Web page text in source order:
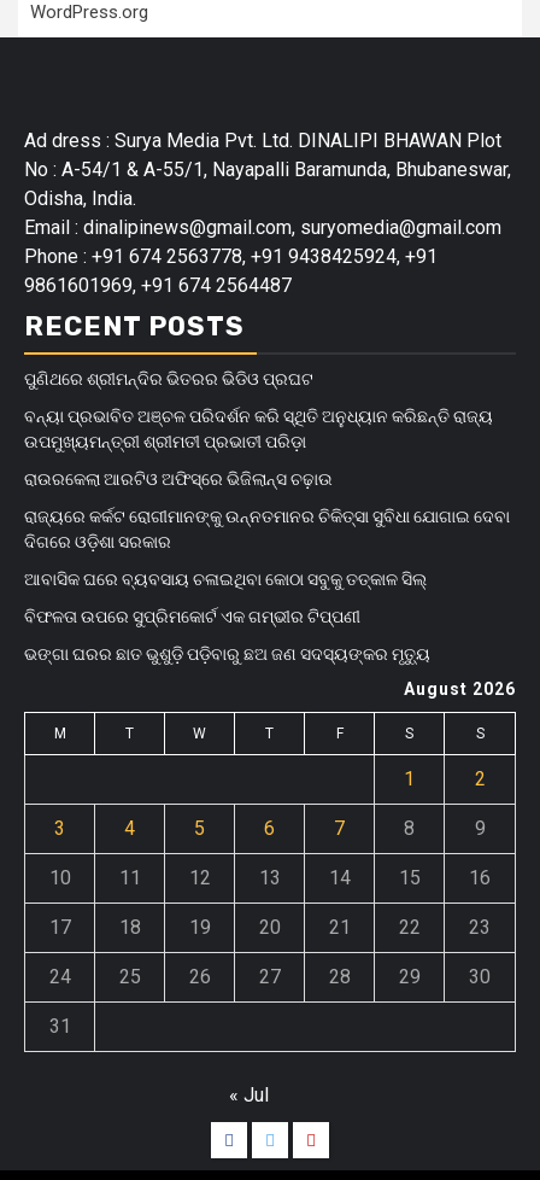
WordPress.org
Ad dress : Surya Media Pvt. Ltd. DINALIPI BHAWAN Plot
No : A-54/1 & A-55/1, Nayapalli Baramunda, Bhubaneswar,
Odisha, India.
Email : dinalipinews@gmail.com, suryomedia@gmail.com
Phone : +91 674 2563778, +91 9438425924, +91
9861601969, +91 674 2564487
RECENT POSTS
ପୁଣିଥରେ ଶ୍ରୀମନ୍ଦିର ଭିତରର ଭିଡିଓ ପ୍ରଘଟ
ବନ୍ୟା ପ୍ରଭାବିତ ଅଞ୍ଚଳ ପରିଦର୍ଶନ କରି ସ୍ଥିତି ଅନୁଧ୍ୟାନ କରିଛନ୍ତି ରାଜ୍ୟ
ଉପମୁଖ୍ୟମନ୍ତ୍ରୀ ଶ୍ରୀମତୀ ପ୍ରଭାତୀ ପରିଡ଼ା
ରାଉରକେଲା ଆରଟିଓ ଅଫିସ୍‌ରେ ଭିଜିଲାନ୍ସ ଚଢ଼ାଉ
ରାଜ୍ୟରେ କର୍କଟ ରୋଗୀମାନଙ୍କୁ ଉନ୍ନତମାନର ଚିକିତ୍ସା ସୁବିଧା ଯୋଗାଇ ଦେବା
ଦିଗରେ ଓଡ଼ିଶା ସରକାର
ଆବାସିକ ଘରେ ବ୍ୟବସାୟ ଚଳାଇଥିବା କୋଠା ସବୁକୁ ତତ୍କାଳ ସିଲ୍‌
ବିଫଳତା ଉପରେ ସୁପ୍ରିମକୋର୍ଟ ଏକ ଗମ୍ଭୀର ଟିପ୍ପଣୀ
ଭଙ୍ଗା ଘରର ଛାତ ଭୁଶୁଡ଼ି ପଡ଼ିବାରୁ ଛଅ ଜଣ ସଦସ୍ୟଙ୍କର ମୃତ୍ୟୁ
August 2026
M T W T F S S
1 2
3 4 5 6 7 8 9
10 11 12 13 14 15 16
17 18 19 20 21 22 23
24 25 26 27 28 29 30
31
« Jul